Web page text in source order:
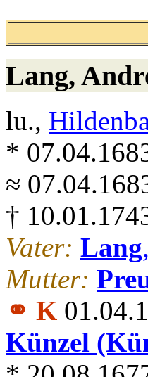
Lang,
lu.,
*
≈
†
Vater: Lang
Mutter:
⚭ K
Künzel